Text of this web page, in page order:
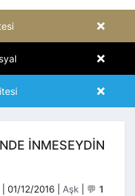
×
×
×
INMESEYDIN
01/12/2016 Kategoriler
Aşk 💬 1